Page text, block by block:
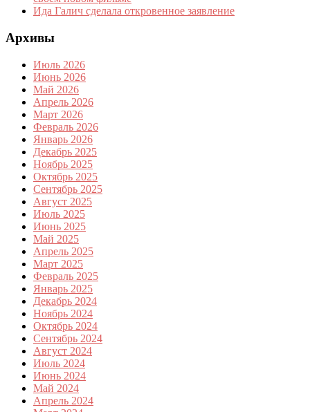
Ида Галич сделала откровенное заявление
Архивы
Июль 2026
Июнь 2026
Май 2026
Апрель 2026
Март 2026
Февраль 2026
Январь 2026
Декабрь 2025
Ноябрь 2025
Октябрь 2025
Сентябрь 2025
Август 2025
Июль 2025
Июнь 2025
Май 2025
Апрель 2025
Март 2025
Февраль 2025
Январь 2025
Декабрь 2024
Ноябрь 2024
Октябрь 2024
Сентябрь 2024
Август 2024
Июль 2024
Июнь 2024
Май 2024
Апрель 2024